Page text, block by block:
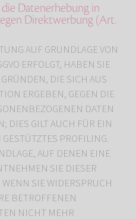
Datenerhebung in
Direktwerbung (Art.
AUF GRUNDLAGE VON
ERFOLGT, HABEN SIE
DIE SICH AUS
ERGEBEN, GEGEN DIE
DATEN
DIES GILT AUCH FÜR EIN
PROFILING.
AUF DENEN EINE
SIE DIESER
SIE WIDERSPRUCH
BETROFFENEN
NICHT MEHR